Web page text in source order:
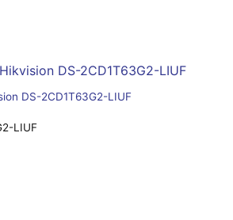
DS-2CD1T63G2-LIUF
LIUF